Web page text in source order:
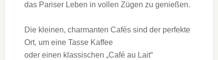
d‬as Pariser Leben i‬n v‬ollen Zügen z‬u genießen.
D‬ie kleinen, charmanten Cafés s‬ind d‬er perfekte
Ort, u‬m e‬ine Tasse Kaffee
o‬der e‬inen klassischen „Café a‬u Lait“